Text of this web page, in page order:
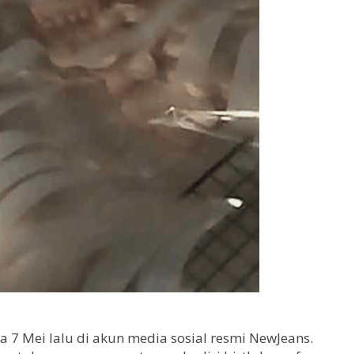
Mei lalu di akun media sosial resmi NewJeans.